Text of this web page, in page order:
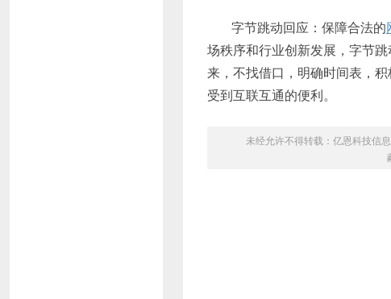
字节跳动回应：保障合法的
场秩序和行业创新发展，字节
来，不找借口，明确时间表，
受到互联互通的便利。
未经允许不得转载： 亿恩科技信